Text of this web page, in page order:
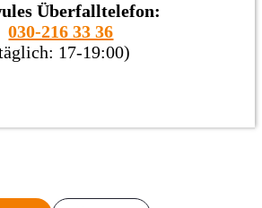
Überfalltelefon:
030-216 33 36
17-19:00)